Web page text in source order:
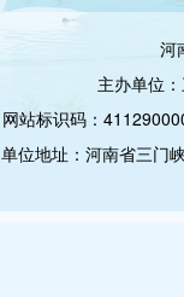
河
主办单位
网站标识码：
单位地址：河南省三